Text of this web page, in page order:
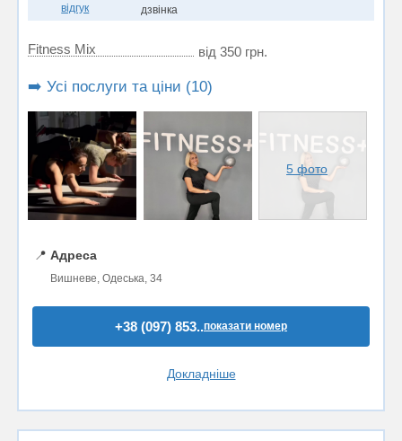
відгук
дзвінка
Fitness Mix від 350 грн.
➡️ Усі послуги та ціни (10)
5 фото
📍 Адреса
Вишневе, Одеська, 34
+38 (097) 853..показати номер
Докладніше